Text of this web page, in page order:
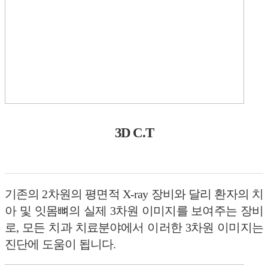
3D C.T
기존의 2차원의 평면적 X-ray 장비와 달리 환자의 치
아 및 잇몸뼈의 실제 3차원 이미지를 보여주는 장비
로, 모든 치과 치료분야에서 이러한 3차원 이미지는
진단에 도움이 됩니다.